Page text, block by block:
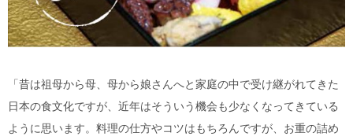
「昔は祖母から母、母から娘さんへと家庭の中で受け継がれてきた
日本の食文化ですが、近年はそういう機会も少なくなってきている
ように思います。料理の仕方やコツはもちろんですが、お重の詰め